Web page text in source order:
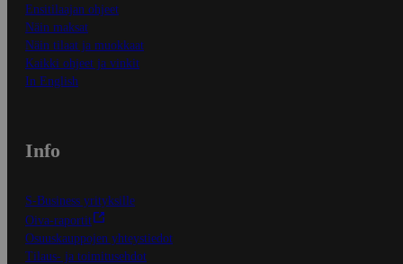
Ensitilaajan ohjeet
Näin maksat
Näin tilaat ja muokkaat
Kaikki ohjeet ja vinkit
In English
Info
S-Business yrityksille
Oiva-raportit
Osuuskauppojen yhteystiedot
Tilaus- ja toimitusehdot